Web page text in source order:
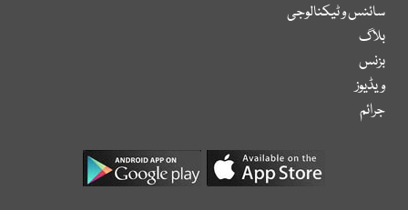
سائنس و ٹیکنالوجی
بلاگ
بزنس
ویڈیوز
جرائم